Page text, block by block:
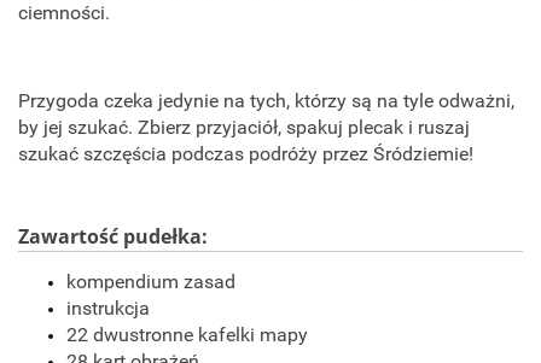
ciemności.
Przygoda czeka jedynie na tych, którzy są na tyle odważni,
by jej szukać. Zbierz przyjaciół, spakuj plecak i ruszaj
szukać szczęścia podczas podróży przez Śródziemie!
Zawartość pudełka:
kompendium zasad
instrukcja
22 dwustronne kafelki mapy